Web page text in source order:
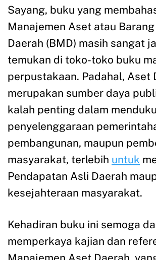
Sayang, buku yang
Manajemen Aset atau
Daerah (BMD) masih sangat
temukan di toko-toko buku
perpustakaan. Padahal, Aset
merupakan sumber daya
kalah penting dalam
penyelenggaraan
pembangunan, maupun
masyarakat, terlebih untuk
Pendapatan Asli Daerah
kesejahteraan masyarakat.
Kehadiran buku ini semoga
memperkaya kajian dan